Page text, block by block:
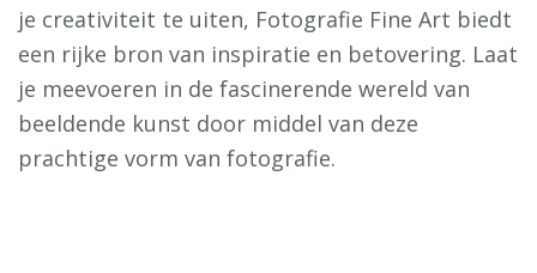
je creativiteit te uiten, Fotografie Fine Art biedt
een rijke bron van inspiratie en betovering. Laat
je meevoeren in de fascinerende wereld van
beeldende kunst door middel van deze
prachtige vorm van fotografie.